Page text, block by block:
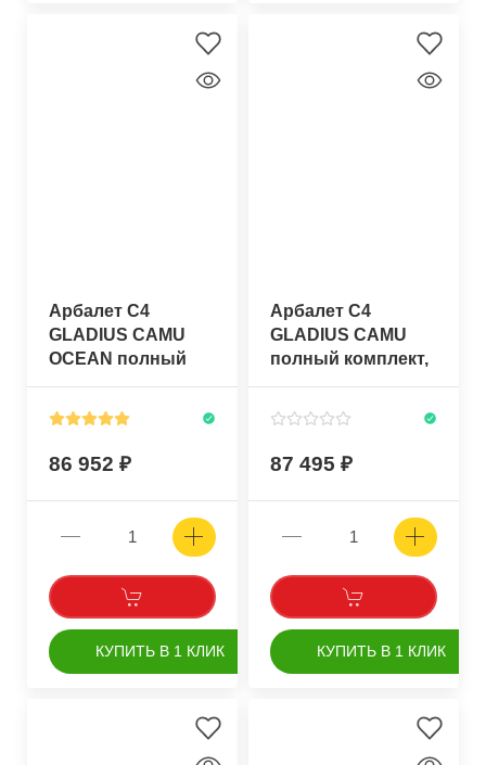
Арбалет C4
GLADIUS CAMU
OCEAN полный
комплект, без
86 952
КУПИТЬ В 1 КЛИК
Арбалет C4
GLADIUS CAMU
полный комплект,
без катушки
87 495
КУПИТЬ В 1 КЛИК